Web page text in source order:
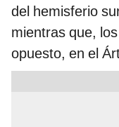
del hemisferio
mientras que,
opuesto, en el